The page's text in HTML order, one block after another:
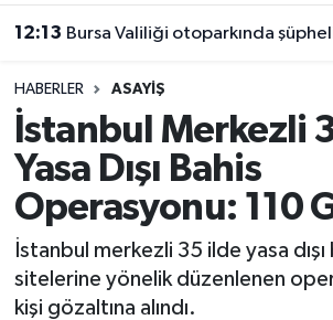
12:13 Bursa Valiliği otoparkında
HABERLER ASAYIŞ
İstanbul Merkezli
Yasa Dışı Bahis
Operasyonu: 110
İstanbul merkezli 35 ilde yasa
sitelerine yönelik düzenlenen
kişi gözaltına alındı.
Biyografi
Çevre
Diğer
Dünya
Ankara Trafik Yoğunluk Haritası
Süper Lig Puan Durumu ve
Tüm Manşetler
Son Dakika Haberleri